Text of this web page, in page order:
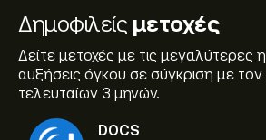
Δημοφιλείς μετοχές
Δείτε μετοχές με τις μεγαλύτερες
αυξήσεις όγκου σε σύγκριση με
τελευταίων 3 μηνών.
DOCS